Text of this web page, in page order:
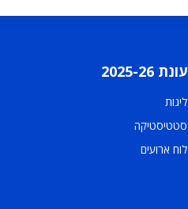
עונת 2025-26
ליגות
סטטיסטיקה
לוח ארועים